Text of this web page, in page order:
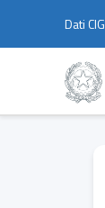
Dati CIG